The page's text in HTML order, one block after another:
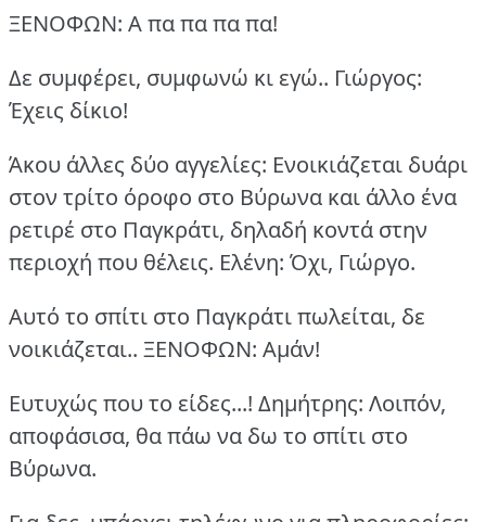
ΞΕΝΟΦΩΝ: Α πα πα πα πα!
Δε συμφέρει, συμφωνώ κι εγώ.. Γιώργος:
Έχεις δίκιο!
Άκου άλλες δύο αγγελίες: Ενοικιάζεται δυάρι
στον τρίτο όροφο στο Βύρωνα και άλλο ένα
ρετιρέ στο Παγκράτι, δηλαδή κοντά στην
περιοχή που θέλεις. Ελένη: Όχι, Γιώργο.
Αυτό το σπίτι στο Παγκράτι πωλείται, δε
νοικιάζεται.. ΞΕΝΟΦΩΝ: Αμάν!
Ευτυχώς που το είδες...! Δημήτρης: Λοιπόν,
αποφάσισα, θα πάω να δω το σπίτι στο
Βύρωνα.